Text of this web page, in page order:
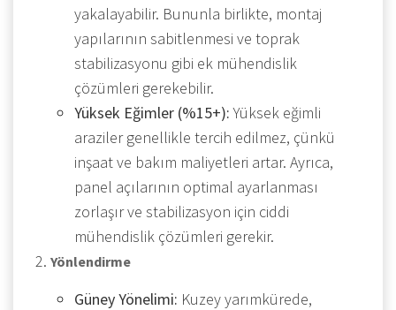
yakalayabilir. Bununla birlikte, montaj
yapılarının sabitlenmesi ve toprak
stabilizasyonu gibi ek mühendislik
çözümleri gerekebilir.
Yüksek Eğimler (%15+):Yüksek eğimli
araziler genellikle tercih edilmez, çünkü
inşaat ve bakım maliyetleri artar. Ayrıca,
panel açılarının optimal ayarlanması
zorlaşır ve stabilizasyon için ciddi
mühendislik çözümleri gerekir.
Yönlendirme
Güney Yönelimi: Kuzey yarımkürede,